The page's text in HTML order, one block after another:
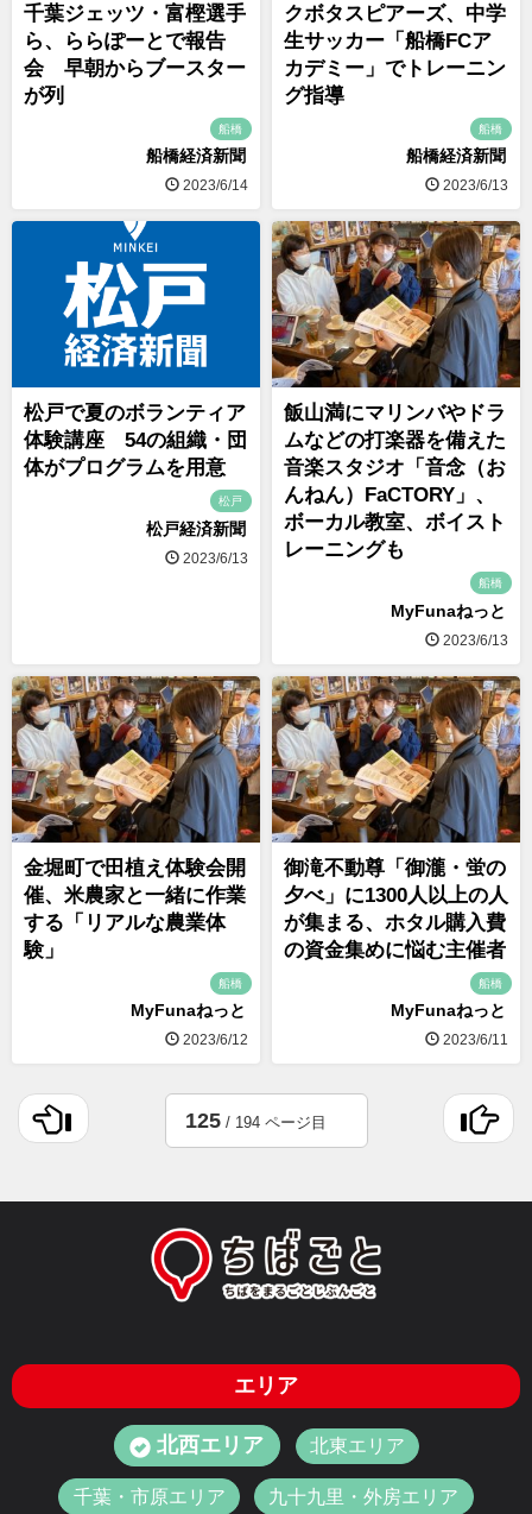
千葉ジェッツ・富樫選手
ら、ららぽーとで報告
会 早朝からブースター
が列
船橋
船橋経済新聞
2023/6/14
クボタスピアーズ、中学
生サッカー「船橋FCア
カデミー」でトレーニン
グ指導
船橋
船橋経済新聞
2023/6/13
松戸で夏のボランティア
体験講座 54の組織・団
体がプログラムを用意
松戸
松戸経済新聞
2023/6/13
飯山満にマリンバやドラ
ムなどの打楽器を備えた
音楽スタジオ「音念（お
んねん）FaCTORY」、
ボーカル教室、ボイスト
レーニングも
船橋
MyFunaねっと
2023/6/13
金堀町で田植え体験会開
催、米農家と一緒に作業
する「リアルな農業体
験」
船橋
MyFunaねっと
2023/6/12
御滝不動尊「御瀧・蛍の
夕べ」に1300人以上の人
が集まる、ホタル購入費
の資金集めに悩む主催者
船橋
MyFunaねっと
2023/6/11
125/ 194 ページ目
エリア
北西エリア 北東エリア
千葉・市原エリア 九十九里・外房エリア